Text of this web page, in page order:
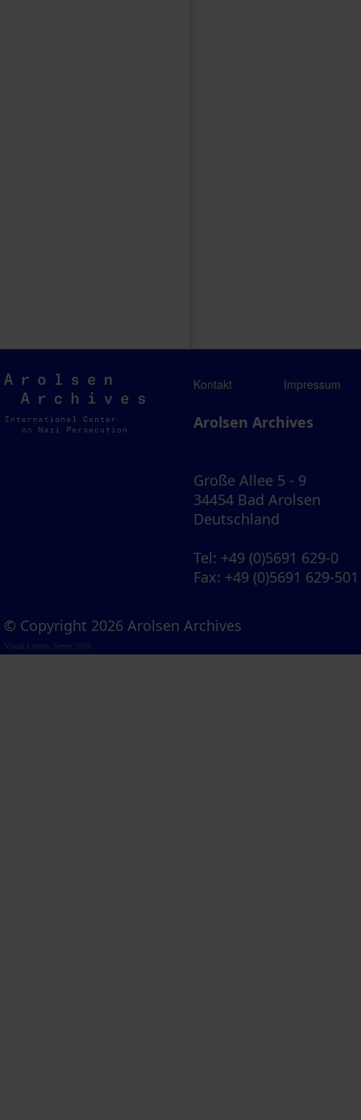
Arolsen
Archives
Kontakt Impressum
Arolsen Archives
Große Allee 5 - 9
34454 Bad Arolsen
Deutschland
Tel: +49 (0)5691 629-0
Fax: +49 (0)5691 629-501
© Copyright 2026 Arolsen Archives
Visual Library Server 2026